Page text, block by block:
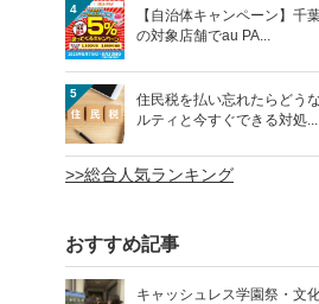
4
【自治体キャンペーン】千
の対象店舗でau PA...
5
住民税を払い忘れたらどう
ルティと今すぐできる対処...
>>総合人気ランキング
おすすめ記事
キャッシュレス学園祭・文